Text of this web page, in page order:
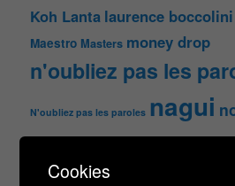
Koh Lanta laurence boccolini
Maestro Masters money drop
n'oubliez pas les
N'oubliez pas les paroles nagui
tournagetv
Cookies